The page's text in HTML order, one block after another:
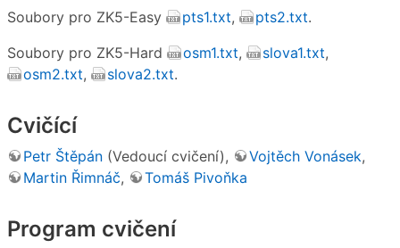
Soubory pro ZK5-Easy pts1.txt, pts2.txt.
Soubory pro ZK5-Hard
osm1.txt, slova1.txt,
osm2.txt, slova2.txt.
Cvičící
Petr Štěpán (Vedoucí cvičení), Vojtěch Vonásek,
Martin Řimnáč, Tomáš Pivoňka
Program cvičení